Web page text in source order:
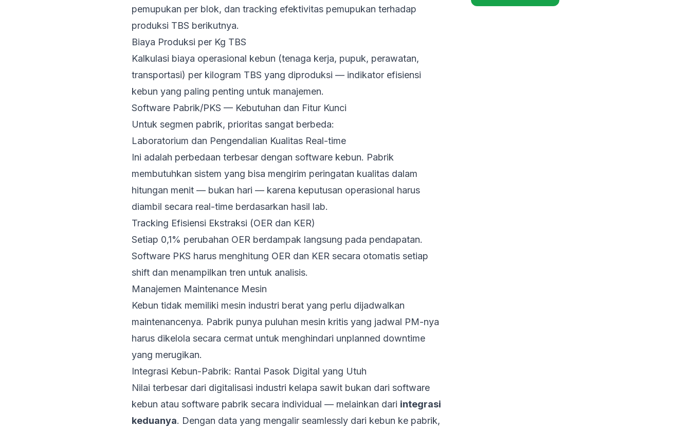
pemupukan per blok, dan tracking efektivitas pemupukan terhadap
produksi TBS berikutnya.
Biaya Produksi per Kg TBS
Kalkulasi biaya operasional kebun (tenaga kerja, pupuk, perawatan,
transportasi) per kilogram TBS yang diproduksi — indikator efisiensi
kebun yang paling penting untuk manajemen.
Software Pabrik/PKS — Kebutuhan dan Fitur Kunci
Untuk segmen pabrik, prioritas sangat berbeda:
Laboratorium dan Pengendalian Kualitas Real-time
Ini adalah perbedaan terbesar dengan software kebun. Pabrik
membutuhkan sistem yang bisa mengirim peringatan kualitas dalam
hitungan menit — bukan hari — karena keputusan operasional harus
diambil secara real-time berdasarkan hasil lab.
Tracking Efisiensi Ekstraksi (OER dan KER)
Setiap 0,1% perubahan OER berdampak langsung pada pendapatan.
Software PKS harus menghitung OER dan KER secara otomatis setiap
shift dan menampilkan tren untuk analisis.
Manajemen Maintenance Mesin
Kebun tidak memiliki mesin industri berat yang perlu dijadwalkan
maintenancenya. Pabrik punya puluhan mesin kritis yang jadwal PM-nya
harus dikelola secara cermat untuk menghindari unplanned downtime
yang merugikan.
Integrasi Kebun-Pabrik: Rantai Pasok Digital yang Utuh
Nilai terbesar dari digitalisasi industri kelapa sawit bukan dari software
kebun atau software pabrik secara individual — melainkan dari integrasi
keduanya. Dengan data yang mengalir seamlessly dari kebun ke pabrik,